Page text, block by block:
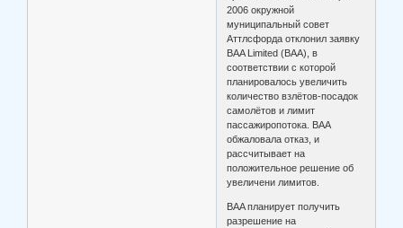
2006 окружной
муниципальный совет
Аттлсфорда отклонил заявку
BAA Limited (BAA), в
соответствии с которой
планировалось увеличить
количество взлётов-посадок
самолётов и лимит
пассажиропотока. BAA
обжаловала отказ, и
рассчитывает на
положительное решение об
увеличени лимитов.
BAA планирует получить
разрешение на